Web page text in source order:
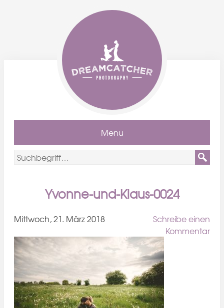
Menu
Yvonne-und-Klaus-0024
Mittwoch, 21. März 2018
Schreibe einen
Kommentar